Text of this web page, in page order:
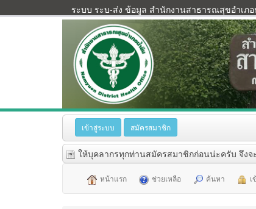
ระบบ ระบ-ส่ง ข้อมูล สำนักงานสาธารณสุขอำเภ
เข้าสู่ระบบ สมัครสมาชิก
ให้บุคลากรทุกท่านสมัครสมาชิกก่อนน่ะครับ จึงจ
หน้าแรก ช่วยเหลือ ค้นหา